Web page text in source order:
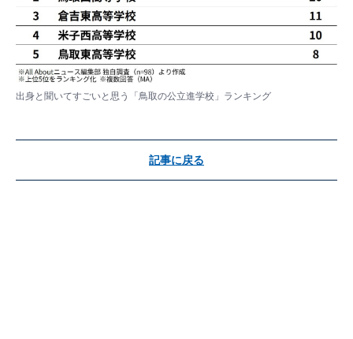
出身と聞いてすごいと思う「鳥取の公立進学校」ランキング
記事に戻る